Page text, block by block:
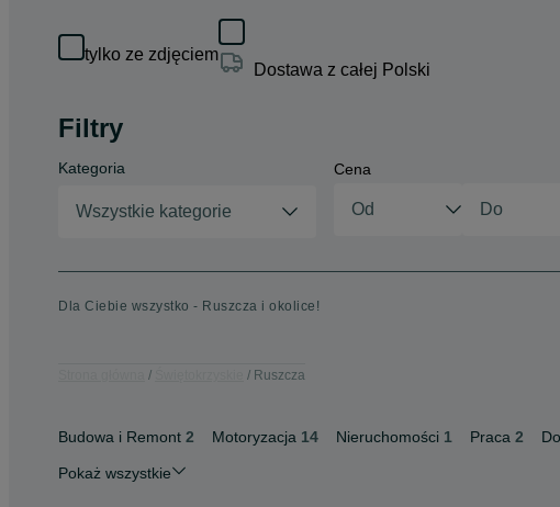
tylko ze zdjęciem
Dostawa z całej Polski
Filtry
Kategoria
Wszystkie kategorie
Cena
Dla Ciebie wszystko - Ruszcza i okolice!
Ruszcza
Budowa i Remont 2 Motoryzacja 14 Nieruchomości 1 Praca 2
Pokaż wszystkie